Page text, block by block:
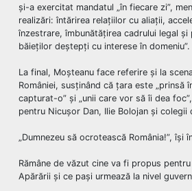
și-a exercitat mandatul „în fiecare zi”,
realizări: întărirea relațiilor cu aliații,
înzestrare, îmbunătățirea cadrului legal
băieților deștepți cu interese în domeniu”.
La final, Moșteanu face referire și la
României, susținând că țara este „prinsă
capturat-o” și „unii care vor să îi dea
pentru Nicușor Dan, Ilie Bolojan și colegii
„Dumnezeu să ocrotească România!”, își
Rămâne de văzut cine va fi propus
Apărării și ce pași urmează la nivel